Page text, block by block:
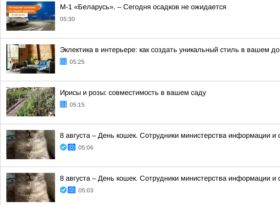
М-1 «Беларусь». – Сегодня осадков не ожидается
05:30
Эклектика в интерьере: как создать уникальный стиль в вашем
05:25
Ирисы и розы: совместимость в вашем саду
05:15
8 августа – День кошек. Сотрудники министерства информации
05:06
8 августа – День кошек. Сотрудники министерства информации
05:03